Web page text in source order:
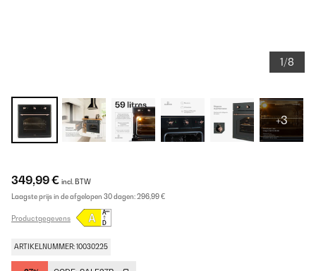
1/8
+3
349,99 € incl. BTW
Laagste prijs in de afgelopen 30 dagen:296,99 €
Productgegevens
ARTIKELNUMMER: 10030225